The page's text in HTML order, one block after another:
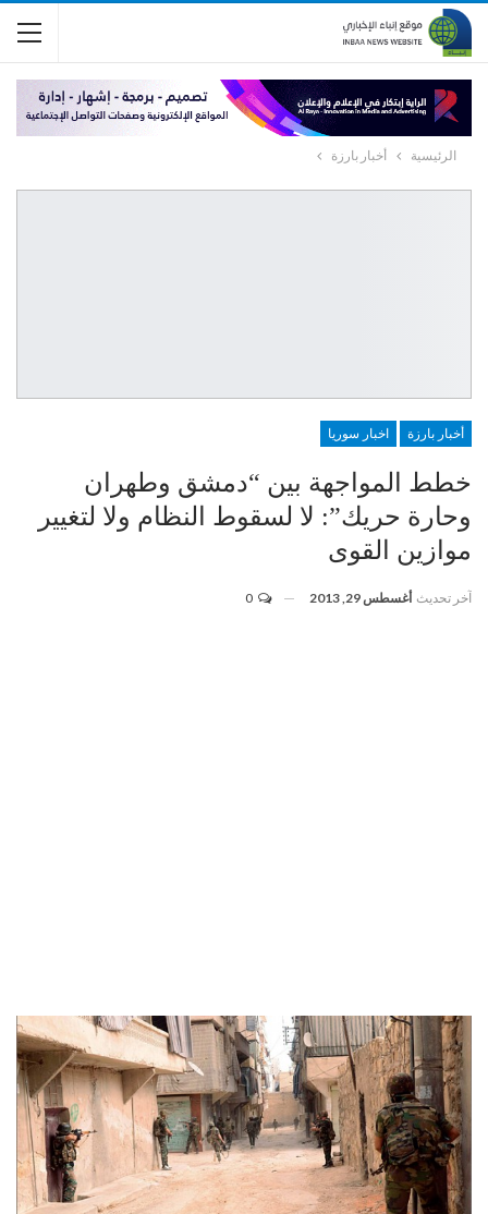
الرئيسية أخبار بارزة
أخبار بارزة اخبار سوريا
خطط المواجهة بين “دمشق وطهران
وحارة حريك”: لا لسقوط النظام ولا لتغيير
موازين القوى
آخر تحديث أغسطس 29, 2013